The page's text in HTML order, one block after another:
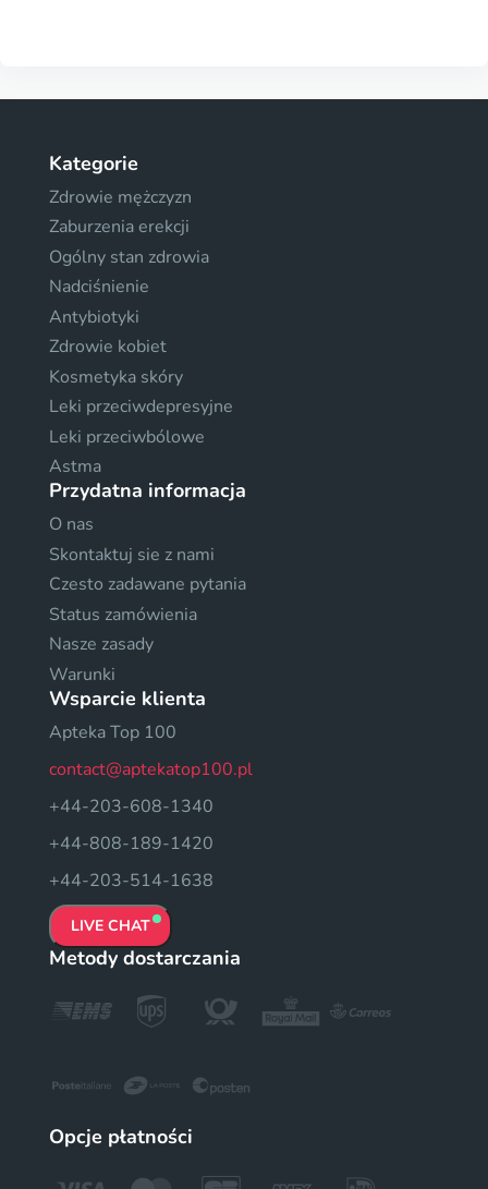
Kategorie
Zdrowie mężczyzn
Zaburzenia erekcji
Ogólny stan zdrowia
Nadciśnienie
Antybiotyki
Zdrowie kobiet
Kosmetyka skóry
Leki przeciwdepresyjne
Leki przeciwbólowe
Astma
Przydatna informacja
O nas
Skontaktuj sie z nami
Czesto zadawane pytania
Status zamówienia
Nasze zasady
Warunki
Wsparcie klienta
Apteka Top 100
contact@aptekatop100.pl
+44-203-608-1340
+44-808-189-1420
+44-203-514-1638
LIVE CHAT
Metody dostarczania
Opcje płatności